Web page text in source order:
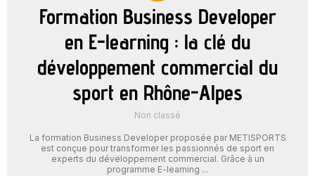
Formation Business Developer
en E-learning : la clé du
développement commercial du
sport en Rhône-Alpes
Non classé
La formation Business Developer proposée par METISPORTS
est conçue pour transformer les passionnés de sport en
experts du développement commercial. Grâce à un
programme E-learning ...